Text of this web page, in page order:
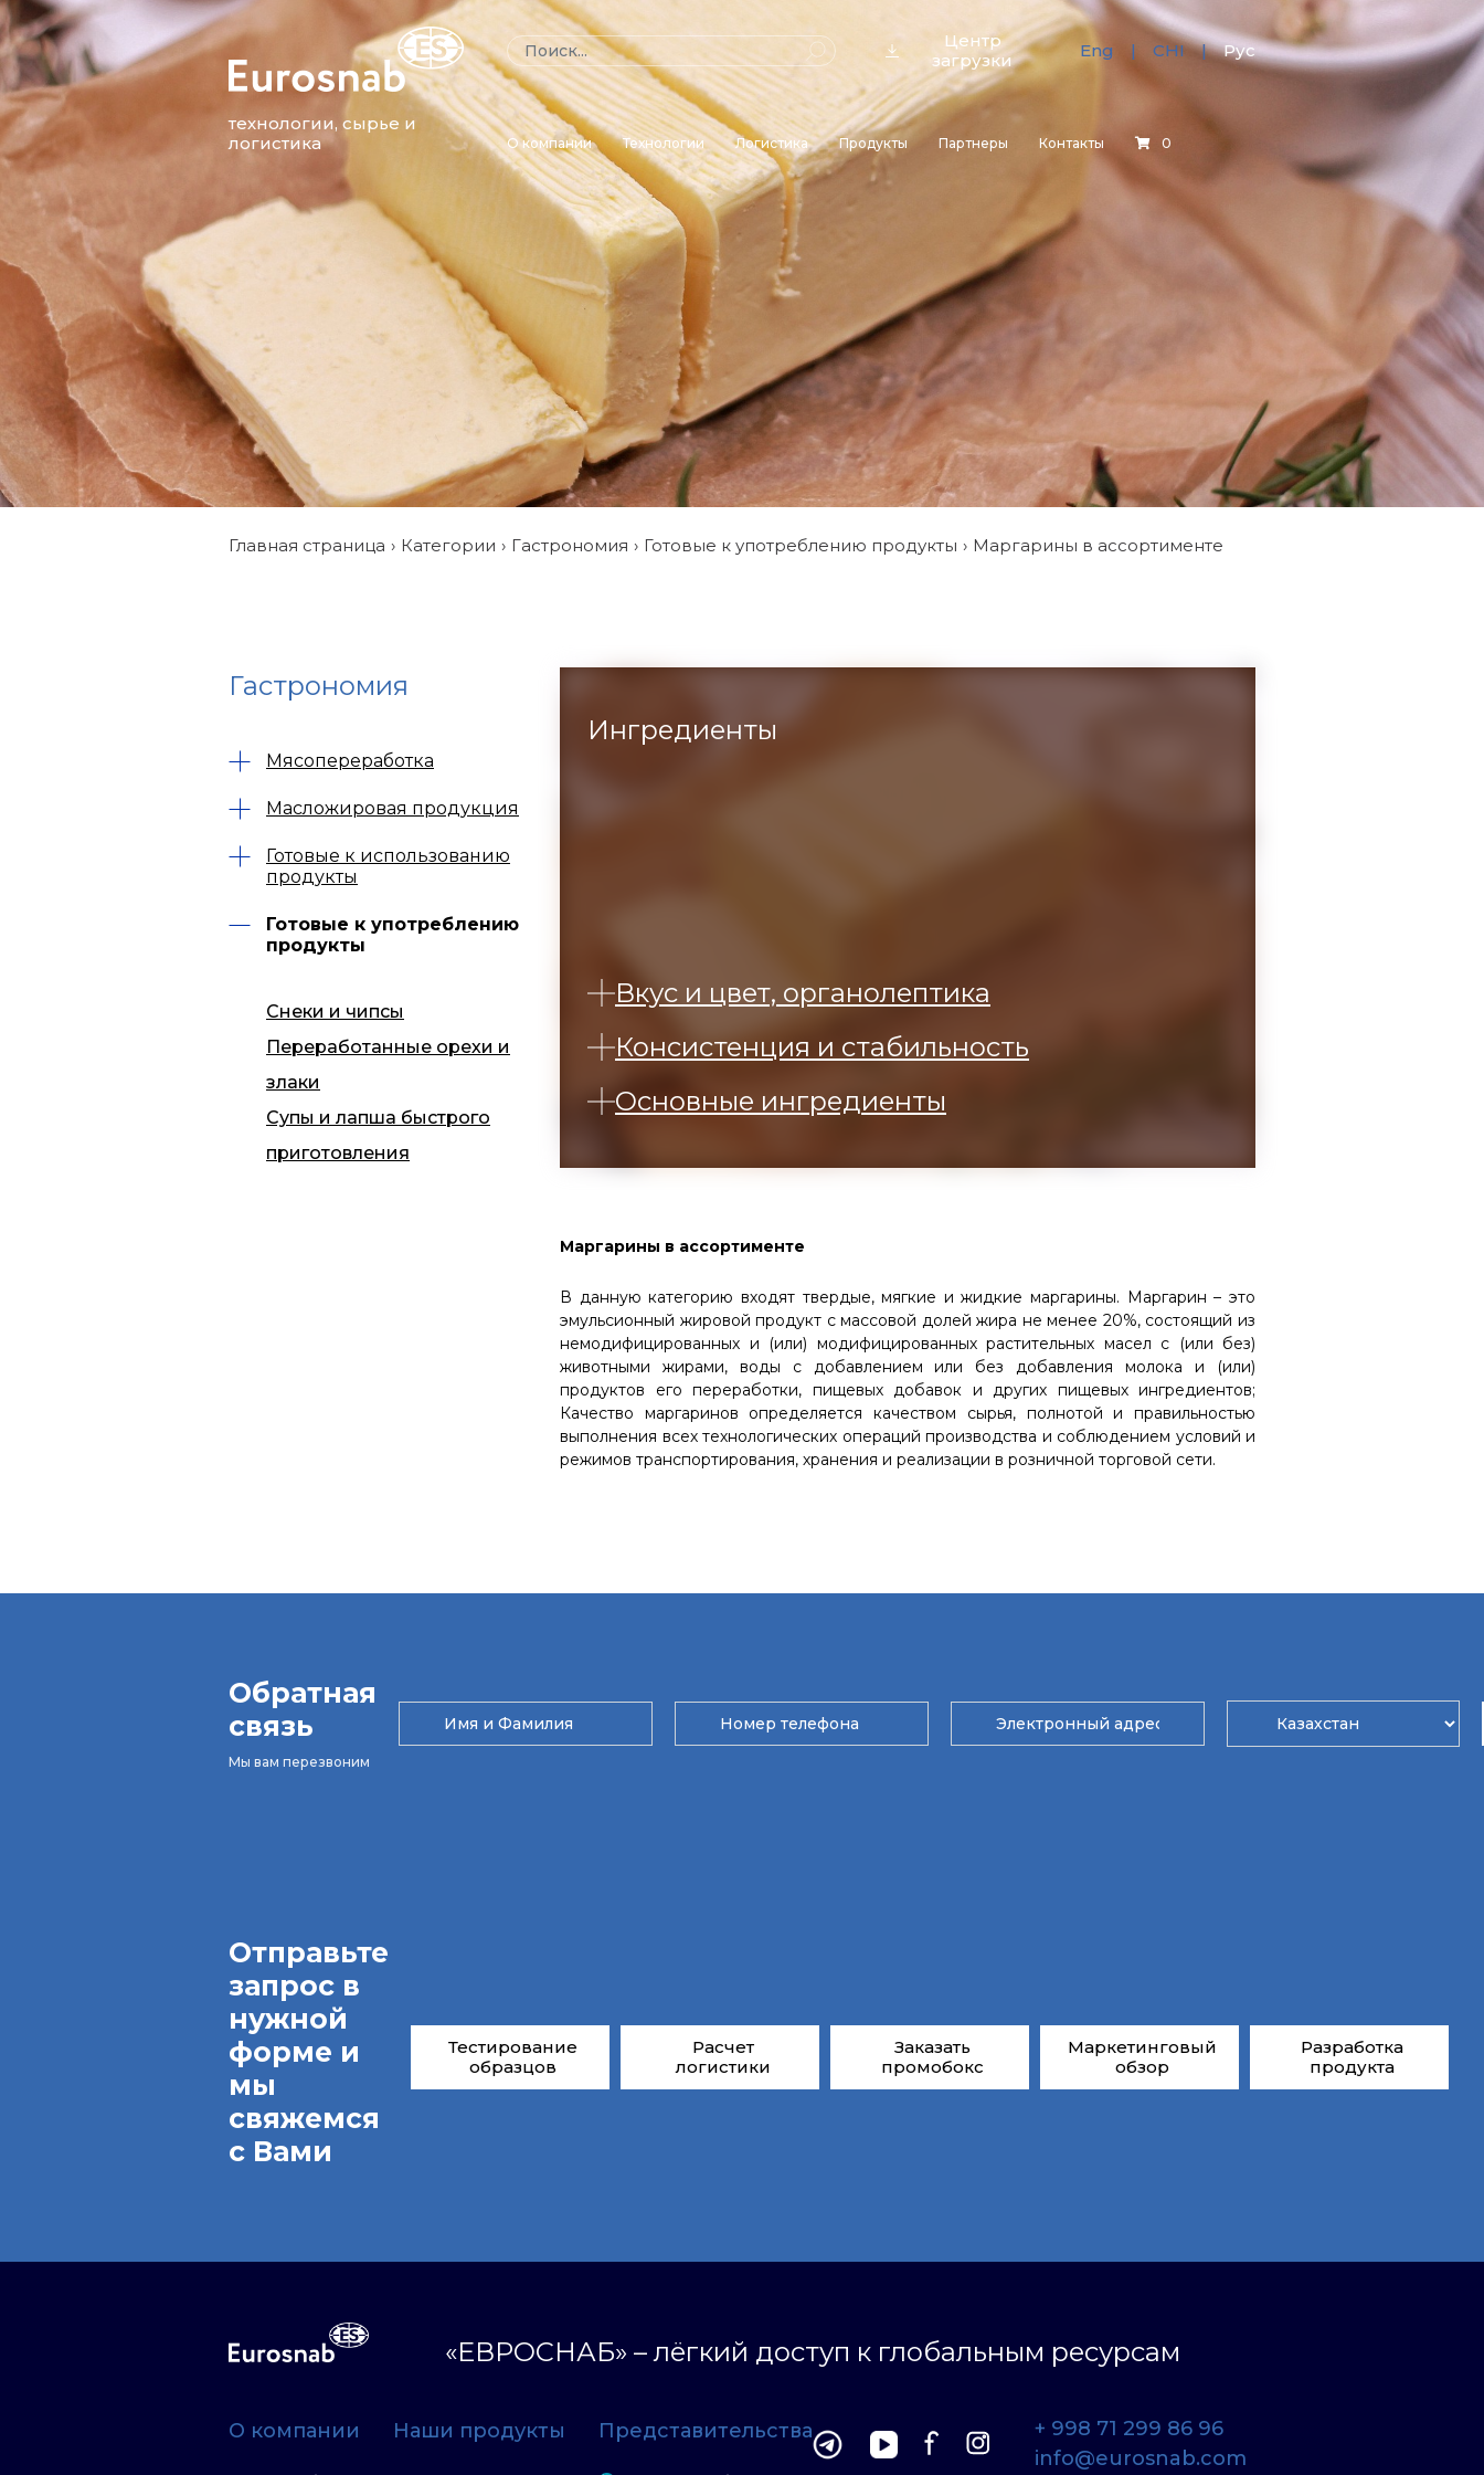
технологии, сырье и
логистика
Центр
загрузки
Eng CHI Рус
О компании Технологии Логистика Продукты Партнеры Контакты 0
Главная страница Категории Гастрономия Готовые к употреблению продукты Маргарины в ассортименте
Гастрономия
Мясопереработка
Масложировая продукция
Готовые к использованию
продукты
Готовые к употреблению
продукты
Снеки и чипсы
Переработанные орехи и
злаки
Супы и лапша быстрого
приготовления
Ингредиенты
Вкус и цвет, органолептика
Консистенция и стабильность
Основные ингредиенты
Маргарины в ассортименте
В данную категорию входят твердые, мягкие и жидкие маргарины. Маргарин – это
эмульсионный жировой продукт с массовой долей жира не менее 20%, состоящий из
немодифицированных и (или) модифицированных растительных масел с (или без)
животными жирами, воды с добавлением или без добавления молока и (или)
продуктов его переработки, пищевых добавок и других пищевых ингредиентов;
Качество маргаринов определяется качеством сырья, полнотой и правильностью
выполнения всех технологических операций производства и соблюдением условий и
режимов транспортирования, хранения и реализации в розничной торговой сети.
Обратная
связь
Мы вам перезвоним
Отправьте
запрос в
нужной
форме и
мы
свяжемся
с Вами
Тестирование
образцов
Расчет
логистики
Заказать
промобокс
Маркетинговый
обзор
Разработка
продукта
«ЕВРОСНАБ» – лёгкий доступ к глобальным ресурсам
О компании Наши продукты Представительства
+ 998 71 299 86 96
info@eurosnab.com